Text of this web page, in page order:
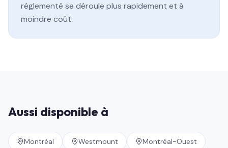
réglementé se déroule plus rapidement et à
moindre coût.
Aussi disponible à
Montréal Westmount Montréal-Ouest